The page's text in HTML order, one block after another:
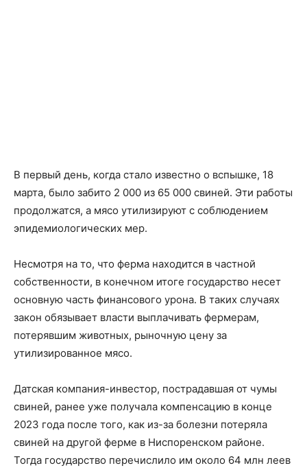
В первый день, когда стало известно о вспышке, 18
марта, было забито 2 000 из 65 000 свиней. Эти работы
продолжатся, а мясо утилизируют с соблюдением
эпидемиологических мер.
Несмотря на то, что ферма находится в частной
собственности, в конечном итоге государство несет
основную часть финансового урона. В таких случаях
закон обязывает власти выплачивать фермерам,
потерявшим животных, рыночную цену за
утилизированное мясо.
Датская компания-инвестор, пострадавшая от чумы
свиней, ранее уже получала компенсацию в конце
2023 года после того, как из-за болезни потеряла
свиней на другой ферме в Ниспоренском районе.
Тогда государство перечислило им около 64 млн леев